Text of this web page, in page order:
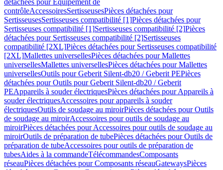
détachées pour Equipement de
contrôleAccessoiresSertisseusesPièces détachées pour
SertisseusesSertisseuses compatibilité [1]Pièces détachées pour
Sertisseuses compatibilité [1]Sertisseuses compatibilité [2]Pièces
détachées pour Sertisseuses compatibilité [2]Sertisseuses
compatibilité [2XL]Pièces détachées pour Sertisseuses compatibilité
[2XL]Mallettes universellesPièces détachées pour Mallettes
universellesMallettes universellesPièces détachées pour Mallettes
universellesOutils pour Geberit Silent-db20 / Geberit PEPièces
détachées pour Outils pour Geberit Silent-db20 / Geberit
PEAppareils à souder électriquesPièces détachées pour Appareils à
souder électriquesAccessoires pour appareils à souder
électriquesOutils de soudage au miroirPièces détachées pour Outils
de soudage au miroirAccessoires pour outils de soudage au
miroirPièces détachées pour Accessoires pour outils de soudage au
miroirOutils de préparation de tubePièces détachées pour Outils de
préparation de tubeAccessoires pour outils de préparation de
tubesAides à la commandeTélécommandesComposants
réseauPièces détachées pour Composants réseauGatewaysPièces